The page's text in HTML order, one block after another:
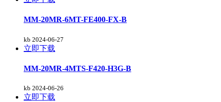
MM-20MR-6MT-FE400-FX-B
kb 2024-06-27
立即下载
MM-20MR-4MTS-F420-H3G-B
kb 2024-06-26
立即下载